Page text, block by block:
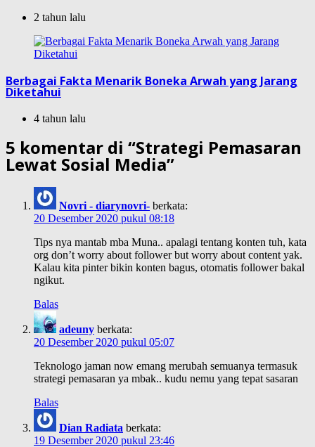
2 tahun lalu
Berbagai Fakta Menarik Boneka Arwah yang Jarang
Diketahui
4 tahun lalu
5 komentar di “Strategi Pemasaran
Lewat Sosial Media”
Novri - diarynovri- berkata:
20 Desember 2020 pukul 08:18
Tips nya mantab mba Muna.. apalagi tentang konten tuh, kata
org don’t worry about follower but worry about content yak.
Kalau kita pinter bikin konten bagus, otomatis follower bakal
ngikut.
Balas
adeuny berkata:
20 Desember 2020 pukul 05:07
Teknologo jaman now emang merubah semuanya termasuk
strategi pemasaran ya mbak.. kudu nemu yang tepat sasaran
Balas
Dian Radiata berkata:
19 Desember 2020 pukul 23:46